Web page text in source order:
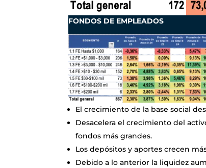
FONDOS DE EMPLEADOS
El crecimiento de la base social
Desacelera el crecimiento del
fondos más grandes.
Los depósitos y aportes crecen
Debido a lo anterior la liquidez